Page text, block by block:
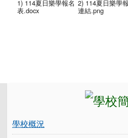
1) 114夏日樂學報名
表.docx
2) 114夏日樂學
連結.png
學校概況